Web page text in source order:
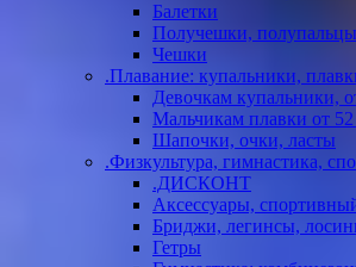
Балетки
Получешки, полупальцы
Чешки
.Плавание: купальники,
Девочкам купальники,
Мальчикам плавки от 52
Шапочки, очки, ласты
.Физкультура, гимнастика,
.ДИСКОНТ
Аксессуары,
Бриджи, легинсы,
Гетры